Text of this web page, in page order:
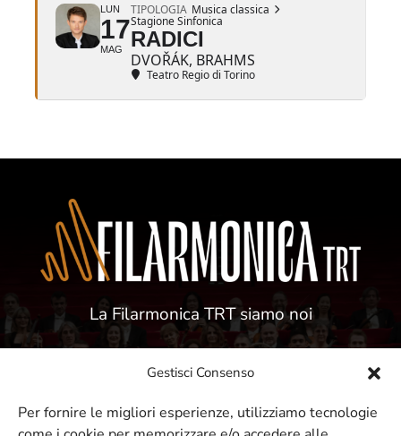
Gestisci Consenso
Per fornire le migliori esperienze, utilizziamo tecnologie
LUN
17
MAG
TIPOLOGIA Musica classica
Stagione Sinfonica
RADICI
DVOŘÁK, BRAHMS
Teatro Regio di Torino
La Filarmonica TRT siamo noi